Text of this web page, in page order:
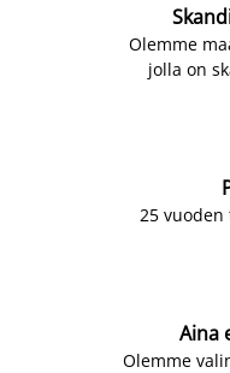
Olemme
jolla on
25 vuoden
Aina
Olemme